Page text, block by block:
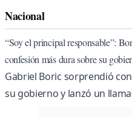
Nacional
“Soy el principal responsable”:
confesión más dura sobre su
Gabriel Boric sorprendió
su gobierno y lanzó un